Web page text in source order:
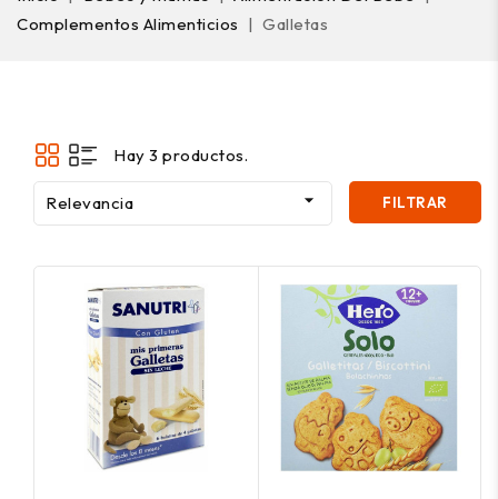
Complementos Alimenticios
Galletas
Hay 3 productos.
Relevancia  FILTRAR